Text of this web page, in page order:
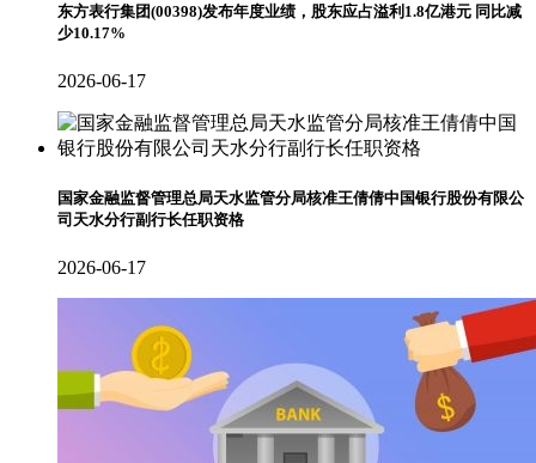
东方表行集团(00398)发布年度业绩，股东应占溢利1.8亿港元 同比减
少10.17%
2026-06-17
国家金融监督管理总局天水监管分局核准王倩倩中国银行股份有限公
司天水分行副行长任职资格
2026-06-17